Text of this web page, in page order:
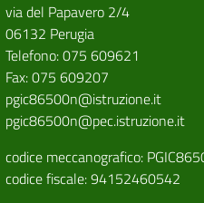
via del Papavero 2/4
06132 Perugia
Telefono: 075 609621
Fax: 075 609207
pgic86500n@istruzione.it
pgic86500n@pec.istruzione.it
codice meccanografico:
codice fiscale: 94152460542